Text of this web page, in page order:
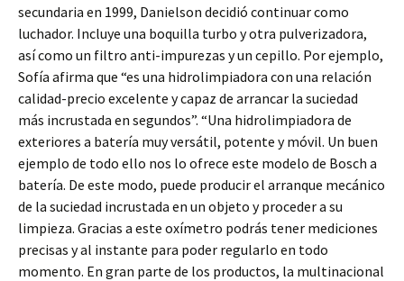
secundaria en 1999, Danielson decidió continuar como
luchador. Incluye una boquilla turbo y otra pulverizadora,
así como un filtro anti-impurezas y un cepillo. Por ejemplo,
Sofía afirma que “es una hidrolimpiadora con una relación
calidad-precio excelente y capaz de arrancar la suciedad
más incrustada en segundos”. “Una hidrolimpiadora de
exteriores a batería muy versátil, potente y móvil. Un buen
ejemplo de todo ello nos lo ofrece este modelo de Bosch a
batería. De este modo, puede producir el arranque mecánico
de la suciedad incrustada en un objeto y proceder a su
limpieza. Gracias a este oxímetro podrás tener mediciones
precisas y al instante para poder regularlo en todo
momento. En gran parte de los productos, la multinacional